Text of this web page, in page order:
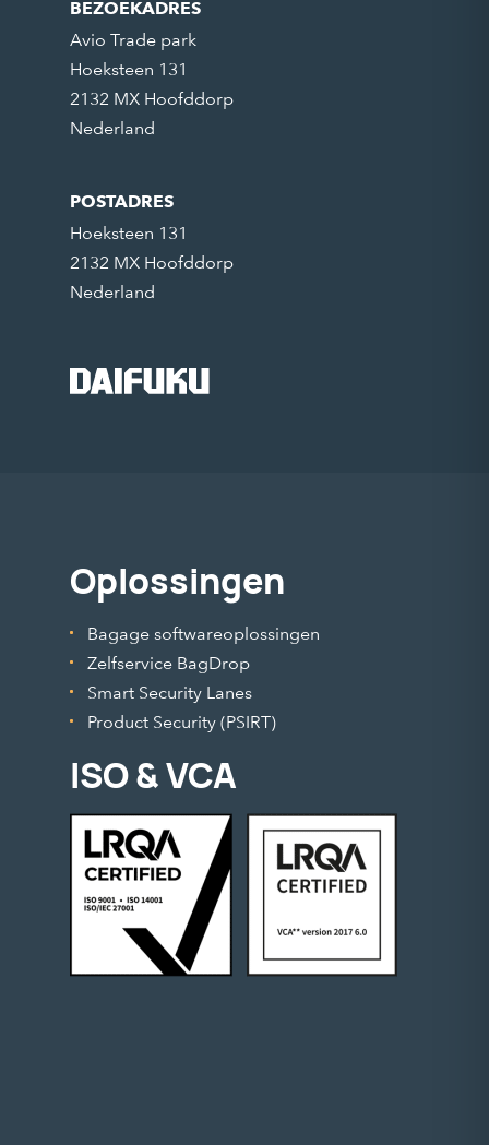
BEZOEKADRES
Avio Trade park
Hoeksteen 131
2132 MX Hoofddorp
Nederland
POSTADRES
Hoeksteen 131
2132 MX Hoofddorp
Nederland
Oplossingen
Bagage softwareoplossingen
Zelfservice BagDrop
Smart Security Lanes
Product Security (PSIRT)
ISO & VCA